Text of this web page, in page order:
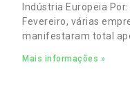
Indústria Europeia
Fevereiro, várias
manifestaram total
empregos
Mais informações »